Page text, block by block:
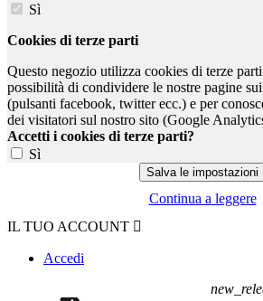
Sì
Cookies di terze parti
Questo negozio utilizza cookies di terze
possibilità di condividere le nostre pagine
(pulsanti facebook, twitter ecc.) e per
dei visitatori sul nostro sito (Google
Accetti i cookies di terze parti?
Sì
Continua a leggere
IL TUO ACCOUNT 
Accedi